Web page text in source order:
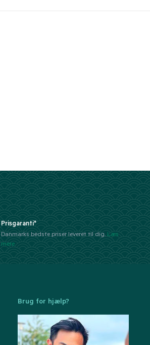
Prisgaranti*
Danmarks bedste priser leveret til dig.Læs
mere
Brug for hjælp?